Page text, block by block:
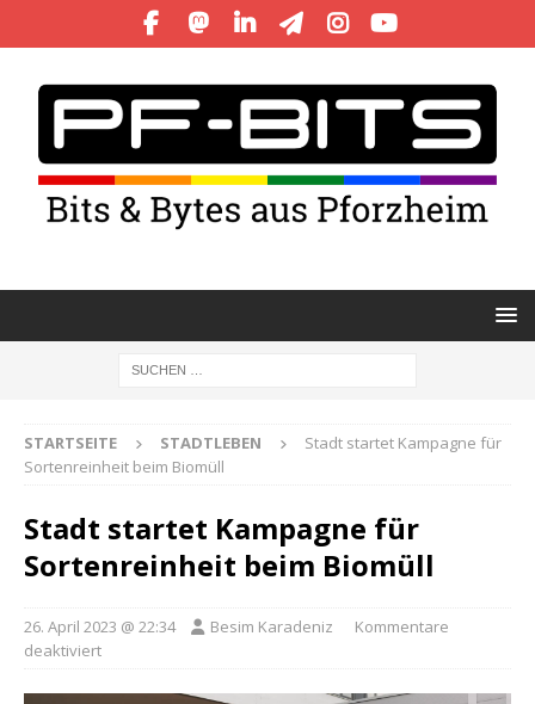
STARTSEITE STADTLEBEN
Stadt startet Kampagne für
Sortenreinheit beim Biomüll
Stadt startet Kampagne für
Sortenreinheit beim Biomüll
26. April 2023 @ 22:34 Besim Karadeniz
Kommentare
deaktiviert